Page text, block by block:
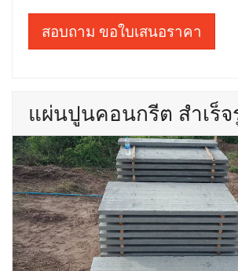
สอบถาม ขอใบเสนอราคา
แผ่นปูนคอนกรีต สำเร็จ